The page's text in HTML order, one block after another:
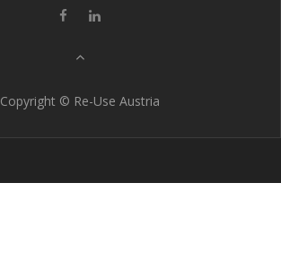
Copyright © Re-Use Austria